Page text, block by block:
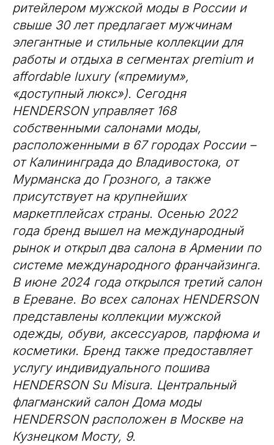
ритейлером мужской моды в России и
свыше 30 лет предлагает мужчинам
элегантные и стильные коллекции для
работы и отдыха в сегментах premium и
affordable luxury («премиум»,
«доступный люкс»). Сегодня
HENDERSON управляет 168
собственными салонами моды,
расположенными в 67 городах России –
от Калининграда до Владивостока, от
Мурманска до Грозного, а также
присутствует на крупнейших
маркетплейсах страны. Осенью 2022
года бренд вышел на международный
рынок и открыл два салона в Армении по
системе международного франчайзинга.
В июне 2024 года открылся третий салон
в Ереване. Во всех салонах HENDERSON
представлены коллекции мужской
одежды, обуви, аксессуаров, парфюма и
косметики. Бренд также предоставляет
услугу индивидуального пошива
HENDERSON Su Misura. Центральный
флагманский салон Дома моды
HENDERSON расположен в Москве на
Кузнецком Мосту, 9.